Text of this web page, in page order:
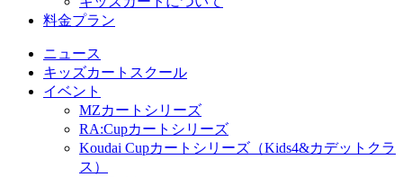
料金プラン
ニュース
キッズカートスクール
イベント
MZカートシリーズ
RA:Cupカートシリーズ
Koudai Cupカートシリーズ（Kids4&カデットクラ
ス）